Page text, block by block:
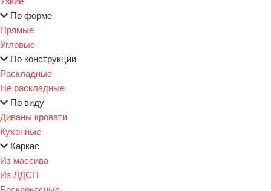
По форме
Прямые
Угловые
По конструкции
Раскладные
Не раскладные
По виду
Диваны кровати
Кухонные
Каркас
Из массива
Из ЛДСП